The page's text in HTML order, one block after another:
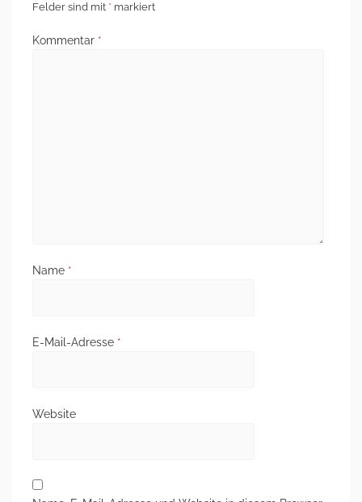
Felder sind mit * markiert
Kommentar *
Name *
E-Mail-Adresse *
Website